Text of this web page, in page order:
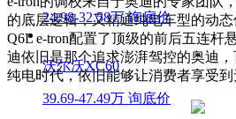
的底层逻辑，又精通纯电车型的动
Q6L e-tron配置了顶级的前后五连杆
迪依旧是那个追求澎湃驾控的奥迪
纯电时代，依旧能够让消费者享受到
24.98-32.58万 询底价
沃尔沃XC60
39.69-47.49万 询底价